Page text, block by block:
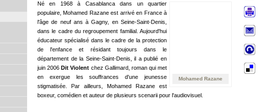
Mohamed Razane
Né en 1968 à Casablanca dans un quartier
populaire, Mohamed Razane est arrivé en France à
l'âge de neuf ans à Gagny, en Seine-Saint-Denis,
dans le cadre du regroupement familial. Aujourd'hui
éducateur spécialisé dans le cadre de la protection
de l'enfance et résidant toujours dans le
département de la Seine-Saint-Denis, il a publié en
juin 2006Dit Violent chez Gallimard, roman qui met
en exergue les souffrances d'une jeunesse
stigmatisée. Par ailleurs, Mohamed Razane est
boxeur, comédien et auteur de plusieurs scenarii pour l'audiovisuel.